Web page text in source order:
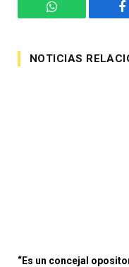
WhatsApp
NOTICIAS
“Es un concejal